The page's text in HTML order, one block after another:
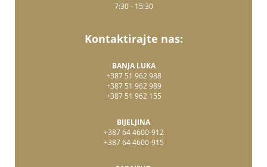
7:30 - 15:30
Kontaktirajte nas:
BANJA LUKA
+387 51 962 988
+387 51 962 989
+387 51 962 155
BIJELJINA
+387 64 4600-912
+387 64 4600-915